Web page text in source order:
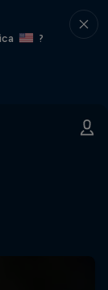
?